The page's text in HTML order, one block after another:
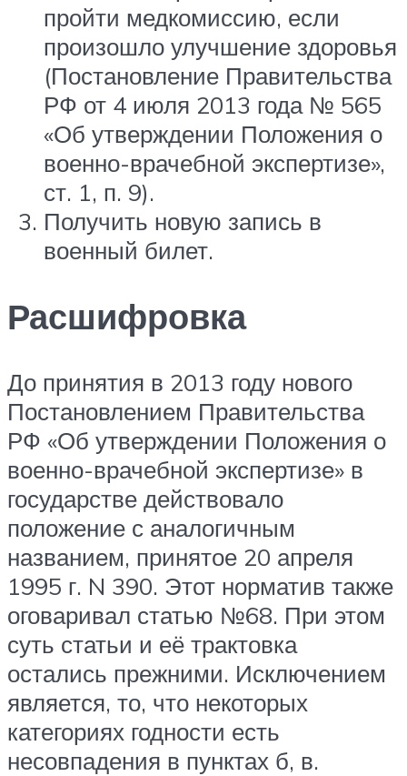
пройти медкомиссию, если
произошло улучшение здоровья
(Постановление Правительства
РФ от 4 июля 2013 года № 565
«Об утверждении Положения о
военно-врачебной экспертизе»,
ст. 1, п. 9).
Получить новую запись в
военный билет.
Расшифровка
До принятия в 2013 году нового
Постановлением Правительства
РФ «Об утверждении Положения о
военно-врачебной экспертизе» в
государстве действовало
положение с аналогичным
названием, принятое 20 апреля
1995 г. N 390. Этот норматив также
оговаривал статью №68. При этом
суть статьи и её трактовка
остались прежними. Исключением
является, то, что некоторых
категориях годности есть
несовпадения в пунктах б, в.